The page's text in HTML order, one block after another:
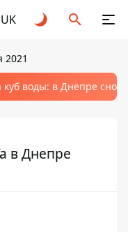
UK
2021
куб воды: в Днепре
в Днепре